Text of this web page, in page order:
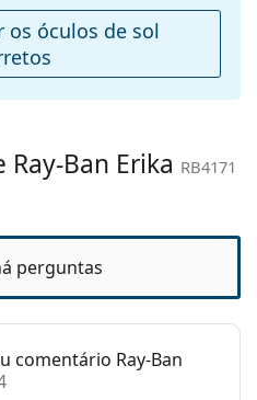
sol
os óculos de sol
Ban Erika RB4171
perguntas
comentário Ray-Ban